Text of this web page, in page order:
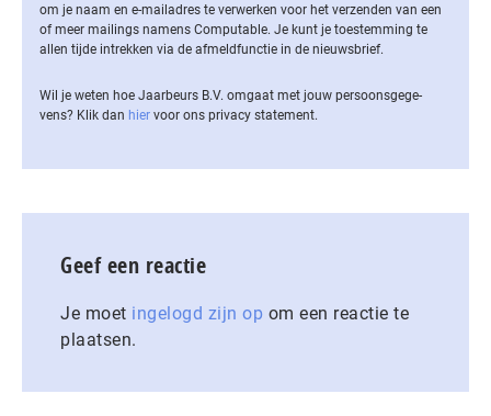
om je naam en e-mailadres te verwerken voor het verzenden van een
of meer mailings namens Computable. Je kunt je toestemming te
allen tijde intrekken via de af­meld­func­tie in de nieuwsbrief.
Wil je weten hoe Jaarbeurs B.V. omgaat met jouw per­soons­ge­ge­
vens? Klik dan hier voor ons privacy statement.
Geef een reactie
Je moet ingelogd zijn op om een reactie te
plaatsen.